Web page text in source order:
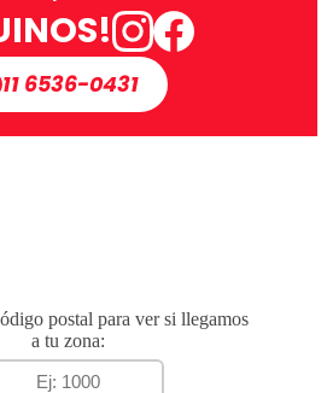
11 6536-0431
postal para ver si llegamos
a tu zona: